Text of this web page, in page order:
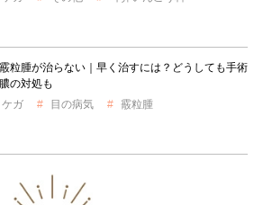
粒腫が治らない｜早く治すには？どうしても手術
の対処も
ガ
目の病気 霰粒腫